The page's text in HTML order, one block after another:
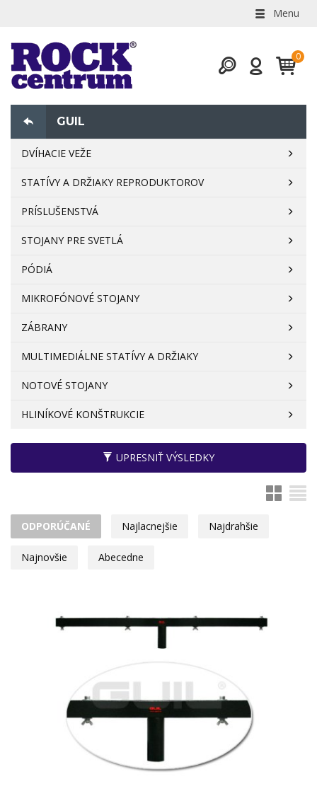
Menu
GUIL
DVÍHACIE VEŽE
STATÍVY A DRŽIAKY REPRODUKTOROV
PRÍSLUŠENSTVÁ
STOJANY PRE SVETLÁ
PÓDIÁ
MIKROFÓNOVÉ STOJANY
ZÁBRANY
MULTIMEDIÁLNE STATÍVY A DRŽIAKY
NOTOVÉ STOJANY
HLINÍKOVÉ KONŠTRUKCIE
UPRESNIŤ VÝSLEDKY
ODPORÚČANÉ Najlacnejšie Najdrahšie
Najnovšie Abecedne